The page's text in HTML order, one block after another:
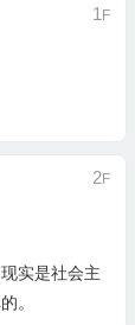
1 F
2F
实是社会主
。